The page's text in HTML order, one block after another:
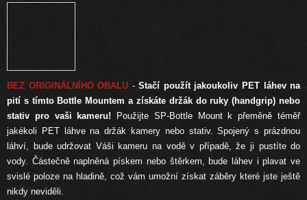
BEZ ORIGINÁLNÍHO OBALU -Stačí použít jakoukoliv PET
láhev na
pití s tímto Bottle Mountem a získáte držák do ruky (handgrip)nebo
stativ pro vaši kameru! Použijte SP-Bottle Mount kpřeměně téměř
jakékoli
PET láhvenadržák kamery nebo stativ. Spojený s prázdnou
láhví, bude udržovat Váši kameru na vodě v případě, že ji pustítedo
vody. Částečně naplněná pískem nebo štěrkem, bude láhev i plavat ve
svislé poloze na hladině, což vám umožní získat záběry které jste ještě
nikdy neviděli.